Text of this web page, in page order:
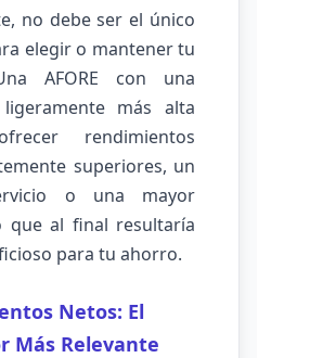
no debe ser el único
elegir o mantener tu
AFORE con una
más alta
rendimientos
superiores, un
o una mayor
que al final resultaría
para tu ahorro.
Netos: El
Más Relevante